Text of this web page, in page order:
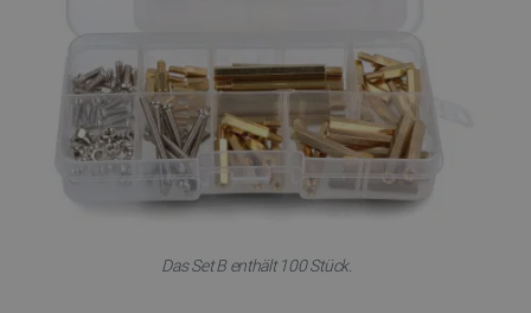
Das Set B enthält 100 Stück.
Unbedingt erforderlich Performance
Targeting
Unbedingt erforderliche Cookies ermöglichen
wesentliche Kernfunktionen der Website wie die
Benutzeranmeldung und die Kontoverwaltung.
Ohne die unbedingt erforderlichen Cookies kann